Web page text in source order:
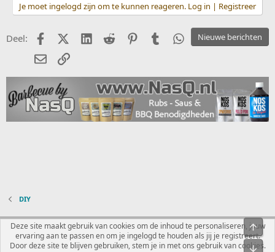
Je moet ingelogd zijn om te kunnen reageren. Log in | Registreer
Nieuwe berichten
Deel: FacebookX (Twitter)
LinkedIn
Reddit PinterestTumblrWhatsApp
E-mailkoppeling
DIY
Nederlands
Contact
Voorwaarden en regels Privacybeleid Help
R
Deze site maakt gebruik van cookies om de inhoud te personaliseren, jouw
ervaring aan te passen en om je ingelogd te houden als jij je registreert.
Door deze site te blijven gebruiken, stem je in met ons gebruik van cookies.